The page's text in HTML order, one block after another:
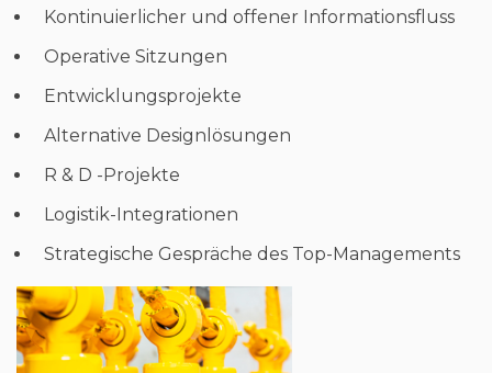
Kontinuierlicher und offener Informationsfluss
Operative Sitzungen
Entwicklungsprojekte
Alternative Designlösungen
R & D -Projekte
Logistik-Integrationen
Strategische Gespräche des Top-Managements